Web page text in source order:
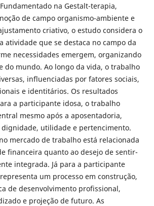
na Gestalt-terapia,
de campo organismo-ambiente e
criativo, o estudo considera o
atividade que se destaca no campo da
necessidades emergem, organizando
do mundo. Ao longo da vida, o trabalho
influenciadas por fatores sociais,
e identitários. Os resultados
a participante idosa, o trabalho
mesmo após a aposentadoria,
dignidade, utilidade e pertencimento.
mercado de trabalho está relacionada
financeira quanto ao desejo de sentir-
integrada. Já para a participante
um processo em construção,
de desenvolvimento profissional,
e projeção de futuro. As